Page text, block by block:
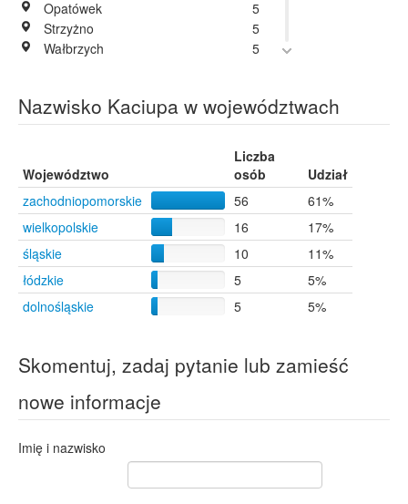
Opatówek
5
Strzyżno
5
Wałbrzych
5
Iwanowice
4
Kalisz
4
Sosnowiec
4
Stargard Szczeciński
4
Szczecin
4
Świnoujście
Kicko
Restarzew Środkowy
1
Sieciechowo
1
Nazwisko Kaciupa w województwach
Województwo
Liczba
osób
Udział
zachodniopomorskie
56
61%
wielkopolskie
16
17%
śląskie
10
11%
łódzkie
5
5%
dolnośląskie
5 5%
Skomentuj, zadaj pytanie lub zamieść
nowe informacje
Imię i nazwisko